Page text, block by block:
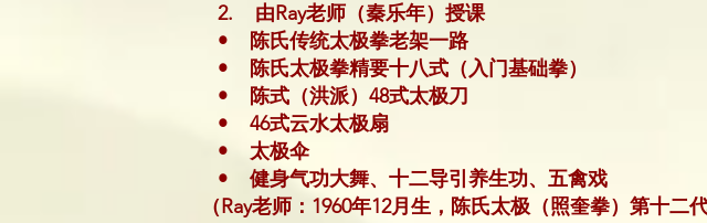
2. 由Ray老师（秦乐年）授课
• 陈氏传统太极拳老架一路
• 陈氏太极拳精要十八式（入门基础拳）
• 陈式（洪派）48式太极刀
• 46式云水太极扇
• 太极伞
• 健身气功大舞、十二导引养生功、五禽戏
（Ray老师：1960年12月生，陈氏太极（照奎拳）第十